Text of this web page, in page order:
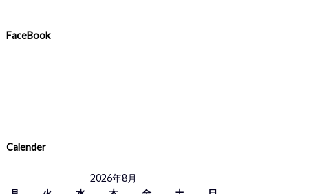
FaceBook
Calender
2026年8月